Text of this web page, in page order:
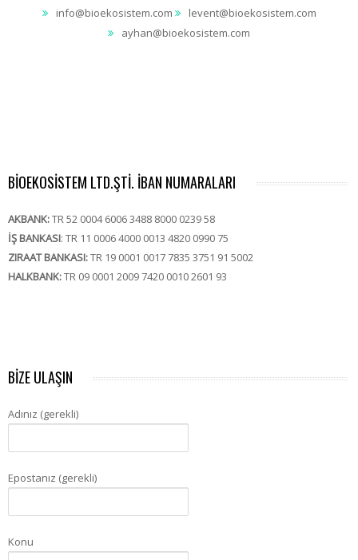
info@bioekosistem.com
levent@bioekosistem.com
ayhan@bioekosistem.com
BİOEKOSİSTEM LTD.ŞTİ. İBAN NUMARALARI
AKBANK:TR 52 0004 6006 3488 8000 0239 58
İŞ BANKASI: TR 11 0006 4000 0013 4820 0990 75
ZIRAAT BANKASI:TR 19 0001 0017 7835 3751 91 5002
HALKBANK:TR 09 0001 2009 7420 0010 2601 93
BİZE ULAŞIN
Adınız (gerekli)
Epostanız (gerekli)
Konu